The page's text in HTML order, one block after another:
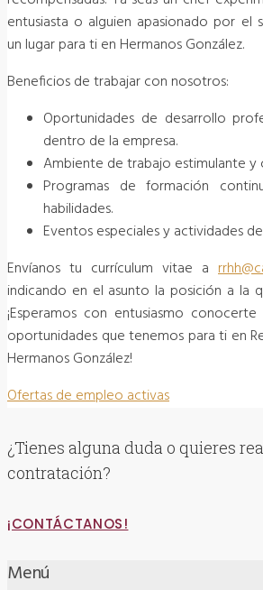
entusiasta o alguien apasionado por el
un lugar para ti en Hermanos González.
Beneficios de trabajar con nosotros:
Oportunidades de desarrollo
dentro de la empresa.
Ambiente de trabajo estimulante
Programas de formación
habilidades.
Eventos especiales y actividades
Envíanos tu currículum vitae a
indicando en el asunto la posición a la
¡Esperamos con entusiasmo
oportunidades que tenemos para ti en
Hermanos González!
Ofertas de empleo activas
¿Tienes alguna duda o quieres
contratación?
¡CONTÁCTANOS!
Menú